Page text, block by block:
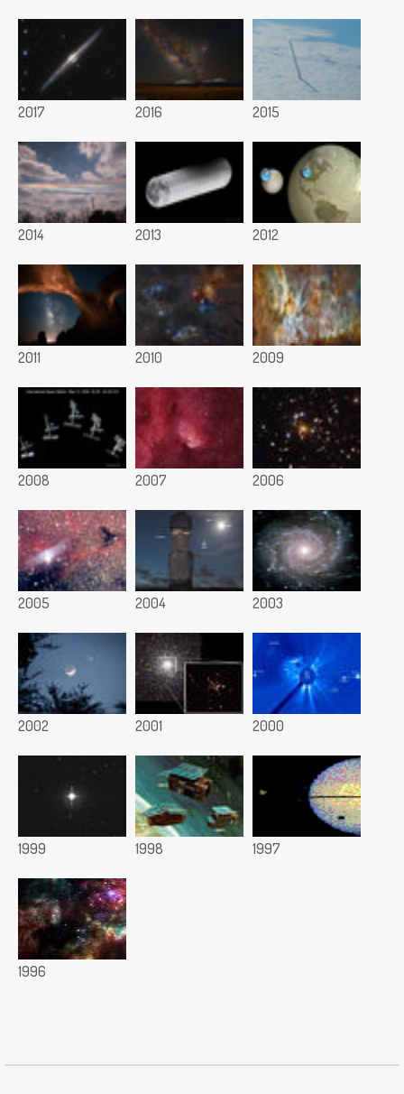
2017 2016 2015
2014 2013 2012
2011 2010 2009
2008 2007 2006
2005 2004 2003
2002 2001 2000
1999 1998 1997
1996